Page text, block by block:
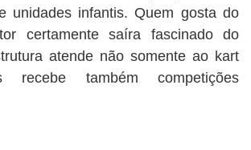
unidades infantis. Quem gosta do
certamente saíra fascinado do
atende não somente ao kart
recebe também competições